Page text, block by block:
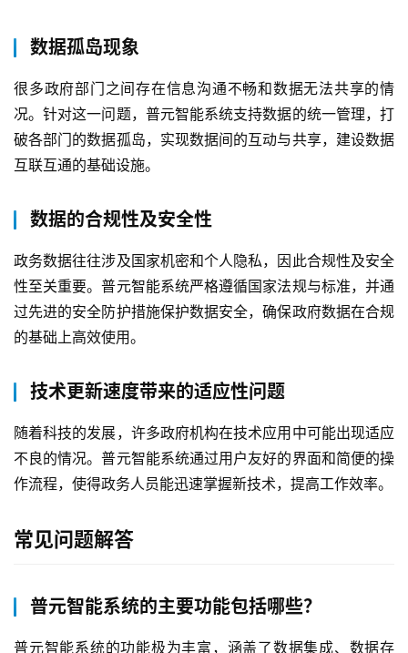
生
态
与
合
作
务
支
持
了
元
联
系
我
数据孤岛现象
很多政府部门之间存在信息沟通不畅和数据无法共享的情
况。针对这一问题，普元智能系统支持数据的统一管理，打
破各部门的数据孤岛，实现数据间的互动与共享，建设数据
互联互通的基础设施。
数据的合规性及安全性
政务数据往往涉及国家机密和个人隐私，因此合规性及安全
性至关重要。普元智能系统严格遵循国家法规与标准，并通
过先进的安全防护措施保护数据安全，确保政府数据在合规
的基础上高效使用。
技术更新速度带来的适应性问题
随着科技的发展，许多政府机构在技术应用中可能出现适应
不良的情况。普元智能系统通过用户友好的界面和简便的操
作流程，使得政务人员能迅速掌握新技术，提高工作效率。
常见问题解答
普元智能系统的主要功能包括哪些？
普元智能系统的功能极为丰富，涵盖了数据集成、数据存